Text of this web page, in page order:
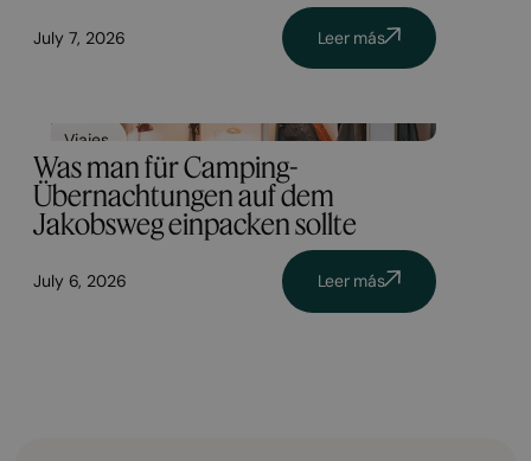
July 7, 2026 Leer más
Viajes
Was man für Camping-
Übernachtungen auf dem
Jakobsweg einpacken sollte
July 6, 2026 Leer más